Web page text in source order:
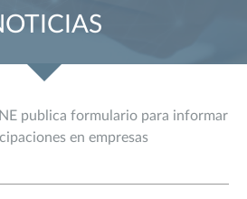
publica formulario para informar
en empresas